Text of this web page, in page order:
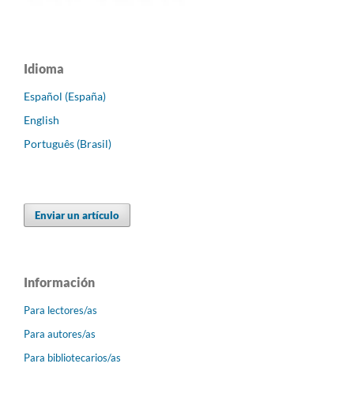
Idioma
Español (España)
English
Português (Brasil)
Enviar un artículo
Información
Para lectores/as
Para autores/as
Para bibliotecarios/as